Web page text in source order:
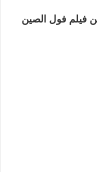
فيلم فول الصين